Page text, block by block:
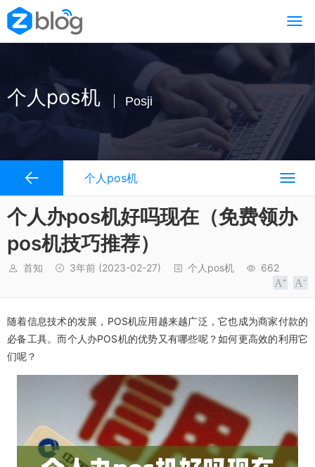
个人pos机 Posji
个人pos机
个人办pos机好吗现在（免费领办
pos机技巧推荐）
首知 3年前 (2023-02-27) 个人pos机 662
随着信息技术的发展，POS机应用越来越广泛，它也成为商家付款的
必备工具。而个人办POS机的优势又有哪些呢？如何更高效的利用它
们呢？